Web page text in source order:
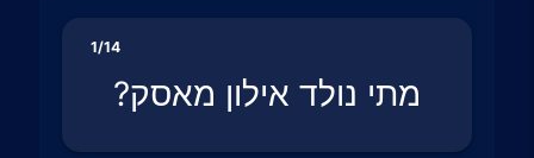
1/14
מתי נולד אילון מאסק?